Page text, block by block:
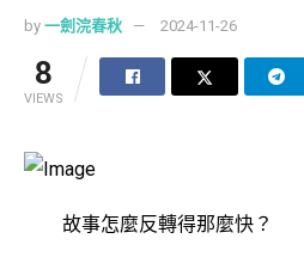
by 一劍浣春秋 2024-11-26
8
VIEWS
故事怎麼反轉得那麼快？